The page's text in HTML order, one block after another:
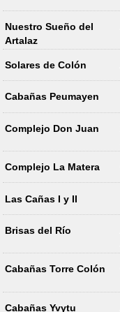
Nuestro Sueño del
Artalaz
Solares de Colón
Cabañas Peumayen
Complejo Don Juan
Complejo La Matera
Las Cañas I y II
Brisas del Río
Cabañas Torre Colón
Cabañas Yvytu